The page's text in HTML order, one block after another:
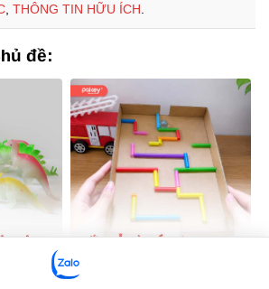
, THÔNG TIN HỮU ÍCH.
đề:
Hướng dẫn làm đồ chơi